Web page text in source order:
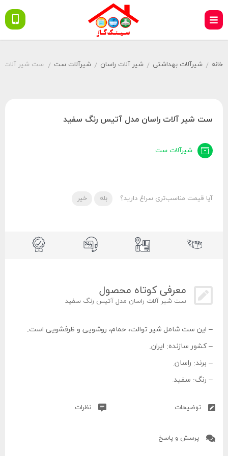
خانه / شیرآلات بهداشتی / شیر آلات راسان / شیرآلات ست / ست شیر آلات
ست شیر آلات راسان مدل آتیس رنگ سفید
شیرآلات ست
آیا قیمت مناسب‌تری سراغ دارید؟ بله خیر
معرفی کوتاه محصول
ست شیر آلات راسان مدل آتیس رنگ سفید
– این ست شامل شیر توالت، حمام، روشویی و ظرفشویی است.
– کشور سازنده: ایران.
– برند: راسان.
– رنگ: سفید.
– جنس دسته: زاماک.
توضیحات نظرات
پرسش و پاسخ